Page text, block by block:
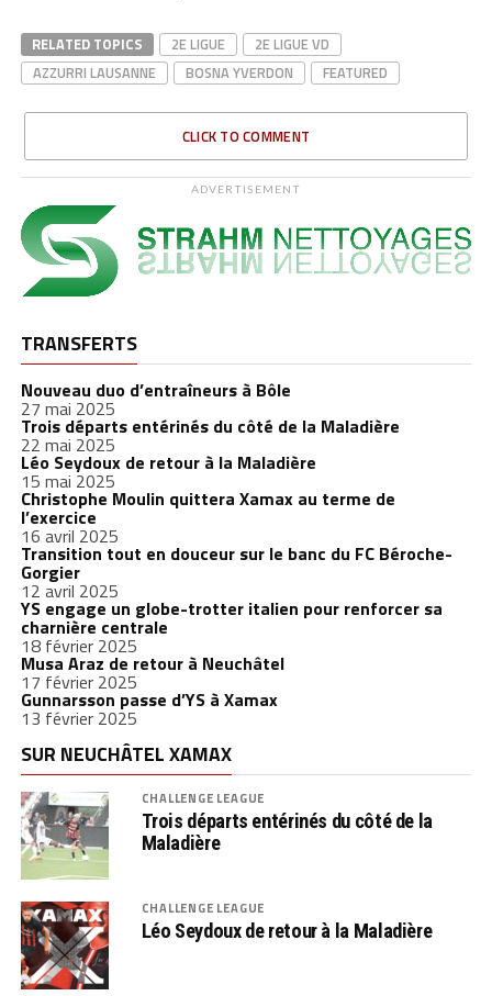
RELATED TOPICS 2E LIGUE
2E LIGUE VD
AZZURRI LAUSANNE
BOSNA YVERDON FEATURED
CLICK TO COMMENT
ADVERTISEMENT
TRANSFERTS
Nouveau duo d’entraîneurs à Bôle
27 mai 2025
Trois départs entérinés du côté de la Maladière
22 mai 2025
Léo Seydoux de retour à la Maladière
15 mai 2025
Christophe Moulin quittera Xamax au terme de
l’exercice
16 avril 2025
Transition tout en douceur sur le banc du FC Béroche-
Gorgier
12 avril 2025
YS engage un globe-trotter italien pour renforcer sa
charnière centrale
18 février 2025
Musa Araz de retour à Neuchâtel
17 février 2025
Gunnarsson passe d’YS à Xamax
13 février 2025
SUR NEUCHÂTEL XAMAX
CHALLENGE LEAGUE
Trois départs entérinés du côté de la
Maladière
CHALLENGE LEAGUE
Léo Seydoux de retour à la Maladière